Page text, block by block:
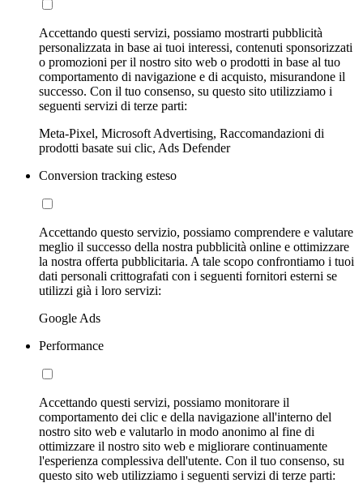
Accettando questi servizi, possiamo mostrarti pubblicità
personalizzata in base ai tuoi interessi, contenuti sponsorizzati
o promozioni per il nostro sito web o prodotti in base al tuo
comportamento di navigazione e di acquisto, misurandone il
successo. Con il tuo consenso, su questo sito utilizziamo i
seguenti servizi di terze parti:
Meta-Pixel, Microsoft Advertising, Raccomandazioni di
prodotti basate sui clic, Ads Defender
Conversion tracking esteso
Accettando questo servizio, possiamo comprendere e valutare
meglio il successo della nostra pubblicità online e ottimizzare
la nostra offerta pubblicitaria. A tale scopo confrontiamo i tuoi
dati personali crittografati con i seguenti fornitori esterni se
utilizzi già i loro servizi:
Google Ads
Performance
Accettando questi servizi, possiamo monitorare il
comportamento dei clic e della navigazione all'interno del
nostro sito web e valutarlo in modo anonimo al fine di
ottimizzare il nostro sito web e migliorare continuamente
l'esperienza complessiva dell'utente. Con il tuo consenso, su
questo sito web utilizziamo i seguenti servizi di terze parti: